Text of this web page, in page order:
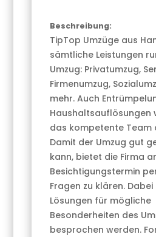
Beschreibung:
TipTop Umzüge aus
sämtliche Leistungen
Umzug: Privatumzug,
Firmenumzug,
mehr. Auch
Haushaltsauflösungen
das kompetente Team
Damit der Umzug gut
kann, bietet die Firma
Besichtigungstermin
Fragen zu klären.
Lösungen für mögliche
Besonderheiten des
besprochen werden.